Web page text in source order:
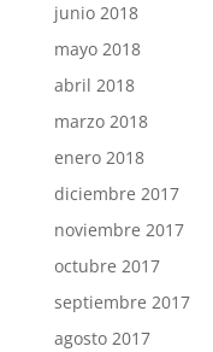
junio 2018
mayo 2018
abril 2018
marzo 2018
enero 2018
diciembre 2017
noviembre 2017
octubre 2017
septiembre 2017
agosto 2017